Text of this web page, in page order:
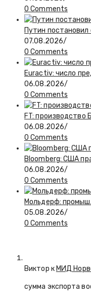
0 Comments
Путин постановил
07.08.2026/
0 Comments
Euractiv: число
06.08.2026/
0 Comments
FT: производство
06.08.2026/
0 Comments
Bloomberg: США
06.08.2026/
0 Comments
Мольдерф:
05.08.2026/
0 Comments
Виктор кМИД
сумма экспорта